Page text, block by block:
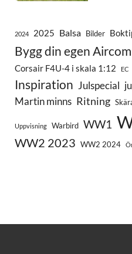
2024 2025 Balsa Bilder
Bygg din egen
Corsair F4U-4 i skala 1:12 EC
Inspiration Julspecial
Martin minns Ritning
Uppvisning Warbird WW1
WW2 2023 WW2 2024